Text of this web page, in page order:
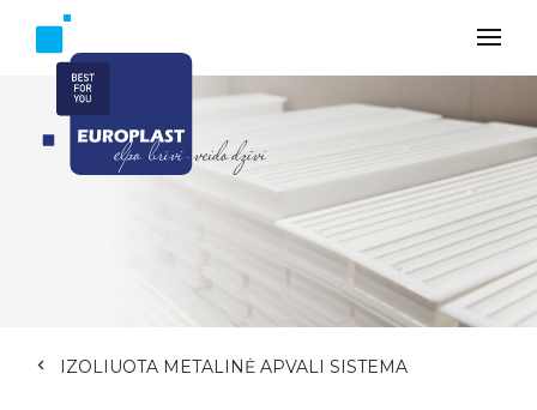
IZOLIUOTA METALINĖ APVALI SISTEMA